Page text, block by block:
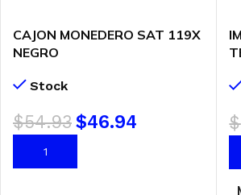
CAJON MONEDERO SAT 119X
NEGRO
Stock
$54.93$46.94
AÑADIR AL CARRITO
$